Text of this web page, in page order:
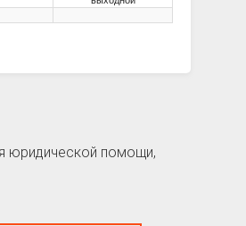
юридической помощи,